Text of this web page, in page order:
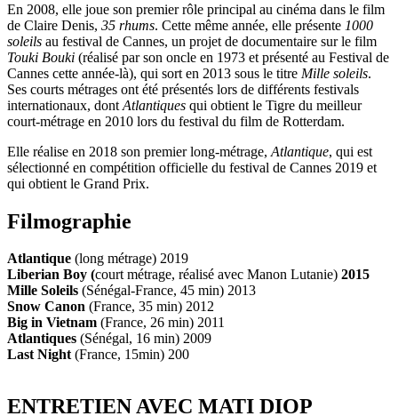
En 2008, elle joue son premier rôle principal au cinéma dans le film
de Claire Denis, 35 rhums. Cette même année, elle présente 1000
soleils au festival de Cannes, un projet de documentaire sur le film
Touki Bouki (réalisé par son oncle en 1973 et présenté au Festival de
Cannes cette année-là), qui sort en 2013 sous le titre Mille soleils.
Ses courts métrages ont été présentés lors de différents festivals
internationaux, dont Atlantiques qui obtient le Tigre du meilleur
court-métrage en 2010 lors du festival du film de Rotterdam.
Elle réalise en 2018 son premier long-métrage, Atlantique, qui est
sélectionné en compétition officielle du festival de Cannes 2019 et
qui obtient le Grand Prix.
Filmographie
Atlantique (long métrage) 2019
Liberian Boy (court métrage, réalisé avec Manon Lutanie) 2015
Mille Soleils (Sénégal-France, 45 min) 2013
Snow Canon (France, 35 min) 2012
Big in Vietnam (France, 26 min) 2011
Atlantiques (Sénégal, 16 min) 2009
Last Night(France, 15min) 200
ENTRETIEN AVEC MATI DIOP